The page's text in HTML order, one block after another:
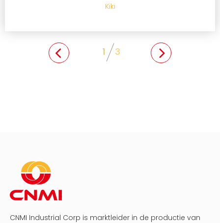
Kiki
CNMI Industrial Corp is marktleider in de productie van